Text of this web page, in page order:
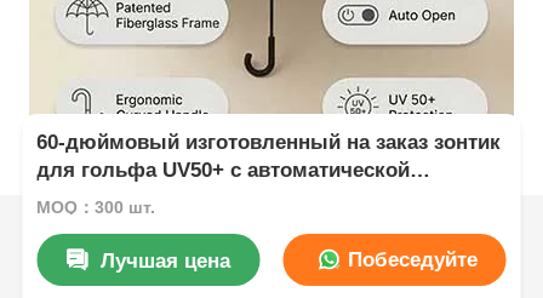
60-дюймовый изготовленный на заказ зонтик
для гольфа UV50+ с автоматической
открытой полноцветной печатью
MOQ：300 шт.
Лучшая цена Побеседуйте